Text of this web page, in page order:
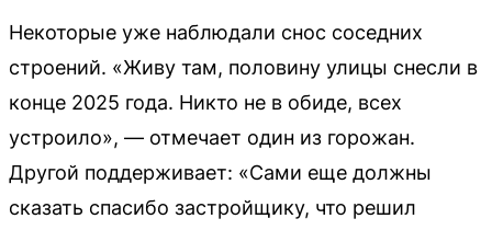
Некоторые уже наблюдали снос соседних
строений. «Живу там, половину улицы снесли в
конце 2025 года. Никто не в обиде, всех
устроило», — отмечает один из горожан.
Другой поддерживает: «Сами еще должны
сказать спасибо застройщику, что решил